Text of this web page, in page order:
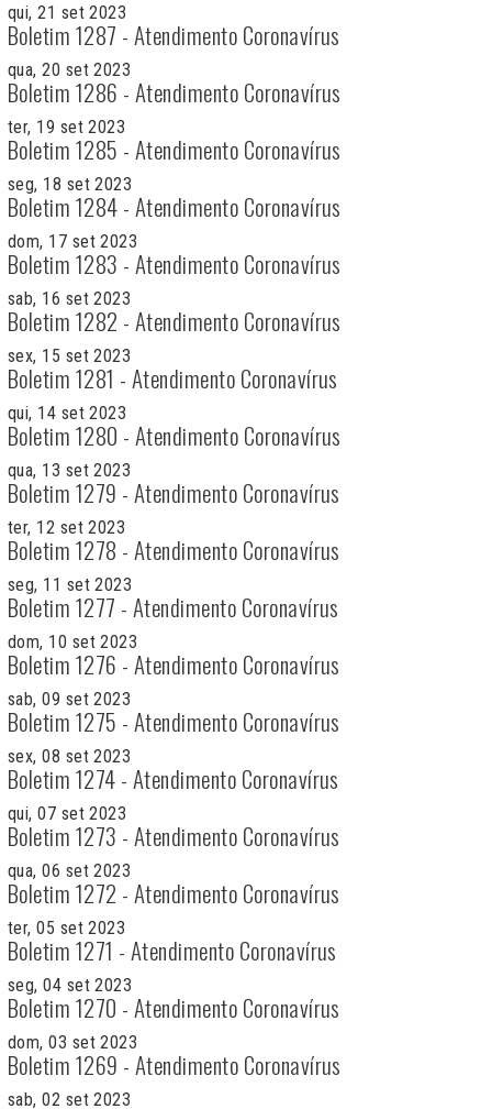
qui, 21 set 2023
Boletim 1287 - Atendimento Coronavírus
qua, 20 set 2023
Boletim 1286 - Atendimento Coronavírus
ter, 19 set 2023
Boletim 1285 - Atendimento Coronavírus
seg, 18 set 2023
Boletim 1284 - Atendimento Coronavírus
dom, 17 set 2023
Boletim 1283 - Atendimento Coronavírus
sab, 16 set 2023
Boletim 1282 - Atendimento Coronavírus
sex, 15 set 2023
Boletim 1281 - Atendimento Coronavírus
qui, 14 set 2023
Boletim 1280 - Atendimento Coronavírus
qua, 13 set 2023
Boletim 1279 - Atendimento Coronavírus
ter, 12 set 2023
Boletim 1278 - Atendimento Coronavírus
seg, 11 set 2023
Boletim 1277 - Atendimento Coronavírus
dom, 10 set 2023
Boletim 1276 - Atendimento Coronavírus
sab, 09 set 2023
Boletim 1275 - Atendimento Coronavírus
sex, 08 set 2023
Boletim 1274 - Atendimento Coronavírus
qui, 07 set 2023
Boletim 1273 - Atendimento Coronavírus
qua, 06 set 2023
Boletim 1272 - Atendimento Coronavírus
ter, 05 set 2023
Boletim 1271 - Atendimento Coronavírus
seg, 04 set 2023
Boletim 1270 - Atendimento Coronavírus
dom, 03 set 2023
Boletim 1269 - Atendimento Coronavírus
sab, 02 set 2023